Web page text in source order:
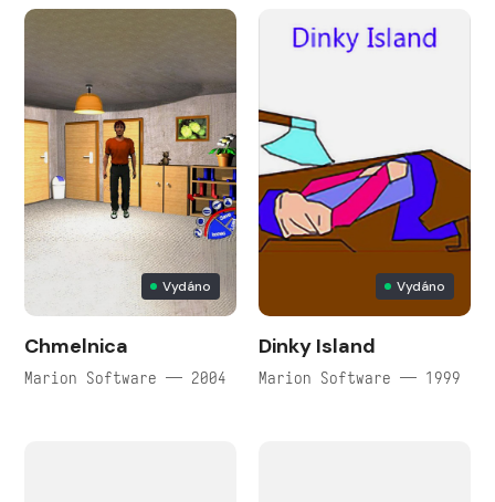
Vydáno
Chmelnica
Marion Software — 2004
Vydáno
Dinky Island
Marion Software — 1999